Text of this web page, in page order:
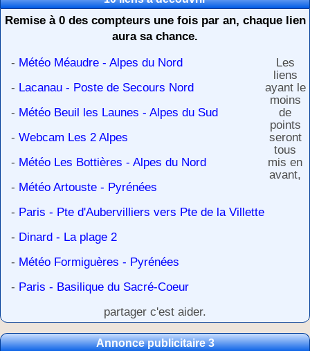
Remise à 0 des compteurs une fois par an, chaque lien
aura sa chance.
- Météo Méaudre - Alpes du Nord
- Lacanau - Poste de Secours Nord
- Météo Beuil les Launes - Alpes du Sud
- Webcam Les 2 Alpes
- Météo Les Bottières - Alpes du Nord
- Météo Artouste - Pyrénées
- Paris - Pte d'Aubervilliers vers Pte de la Villette
- Dinard - La plage 2
- Météo Formiguères - Pyrénées
- Paris - Basilique du Sacré-Coeur
Les
liens
ayant le
moins
de
points
seront
tous
mis en
avant,
partager c'est aider.
Annonce publicitaire 3